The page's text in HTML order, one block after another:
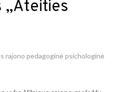
,,Ateities
rajono pedagoginė psichologinė